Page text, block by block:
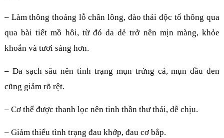
– Làm thông thoáng lỗ chân lông, đào thải độc tố thông qua
qua bài tiết mồ hôi, từ đó da dẻ trở nên mịn màng, khỏe
khoắn và tươi sáng hơn.
– Da sạch sâu nên tình trạng mụn trứng cá, mụn đầu đen
cũng giảm rõ rệt.
– Cơ thể được thanh lọc nên tinh thần thư thái, dễ chịu.
– Giảm thiểu tình trạng đau khớp, đau cơ bắp.